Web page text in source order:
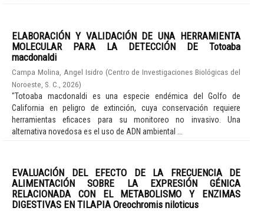
ELABORACIÓN Y VALIDACIÓN DE UNA HERRAMIENTA
MOLECULAR PARA LA DETECCIÓN DE Totoaba
macdonaldi
Campa Molina, Angel Isidro (Centro de Investigaciones Biológicas del
Noroeste, S. C.
2026)
"Totoaba macdonaldi es una especie endémica del Golfo de
California en peligro de extinción, cuya conservación requiere
herramientas eficaces para su monitoreo no invasivo. Una
alternativa novedosa es el uso de ADN ambiental ...
EVALUACIÓN DEL EFECTO DE LA FRECUENCIA DE
ALIMENTACIÓN SOBRE LA EXPRESIÓN GÉNICA
RELACIONADA CON EL METABOLISMO Y ENZIMAS
DIGESTIVAS EN TILAPIA Oreochromis niloticus